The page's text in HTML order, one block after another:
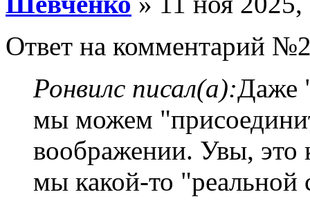
Ответ на комментарий
Ронвилс писал(а):Даже
мы можем
воображении. Увы, это
мы какой-то "реальной